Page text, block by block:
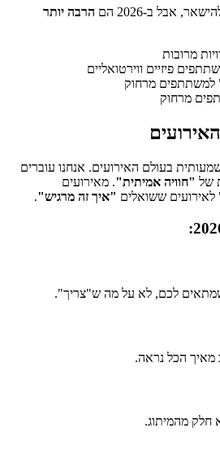
אבל ב-2026 הם
הרבה יותר
מרובות
פיזיים ווירטואליים
למשתתפים מרחוק
מרחוק
בעולם האירועים. אנחנו עוברים
של "חוויה אמיתית". מאירועים
ששואלים "איך זה מרגיש".
לכם, לא על מה ש"צריך".
מאיך הכל נראה.
חלק מהמיתוג.